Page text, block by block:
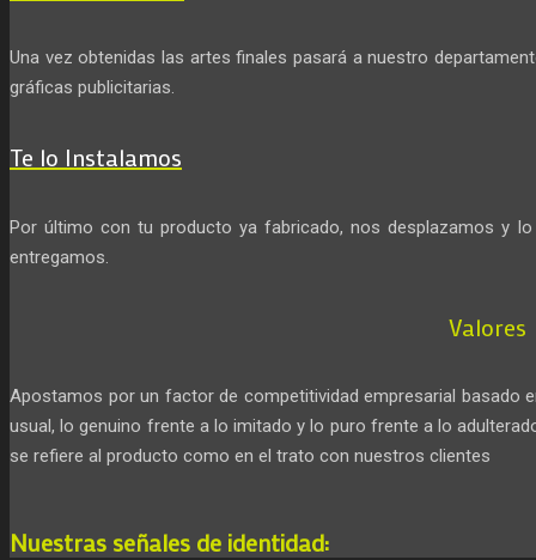
Una vez obtenidas las artes finales pasará a nuestro
gráficas publicitarias.
Te lo Instalamos
Por último con tu producto ya fabricado, nos desplazamos y
entregamos.
Valores
Apostamos por un factor de competitividad empresarial basado
usual, lo genuino frente a lo imitado y lo puro frente a lo
se refiere al producto como en el trato con nuestros clientes
Nuestras señales de identidad: